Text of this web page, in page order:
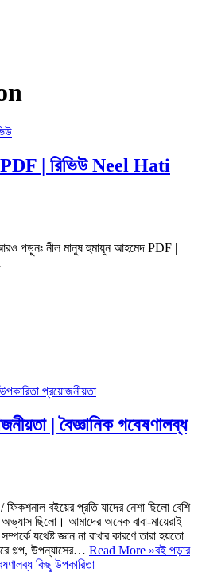
PDF | রিভিউ Neel Hati
পড়ুনঃ নীল মানুষ হুমায়ূন আহমেদ PDF |
| বৈজ্ঞানিক গবেষণালব্ধ
ফিকশনাল বইয়ের প্রতি যাদের নেশা ছিলো বেশি
ছিলো। আমাদের অনেক বাবা-মায়েরাই
যথেষ্ট জ্ঞান না রাখার কারণে তারা হয়তো
গল্প, উপন্যাসের… Read More »বই পড়ার
কিছু উপকারিতা